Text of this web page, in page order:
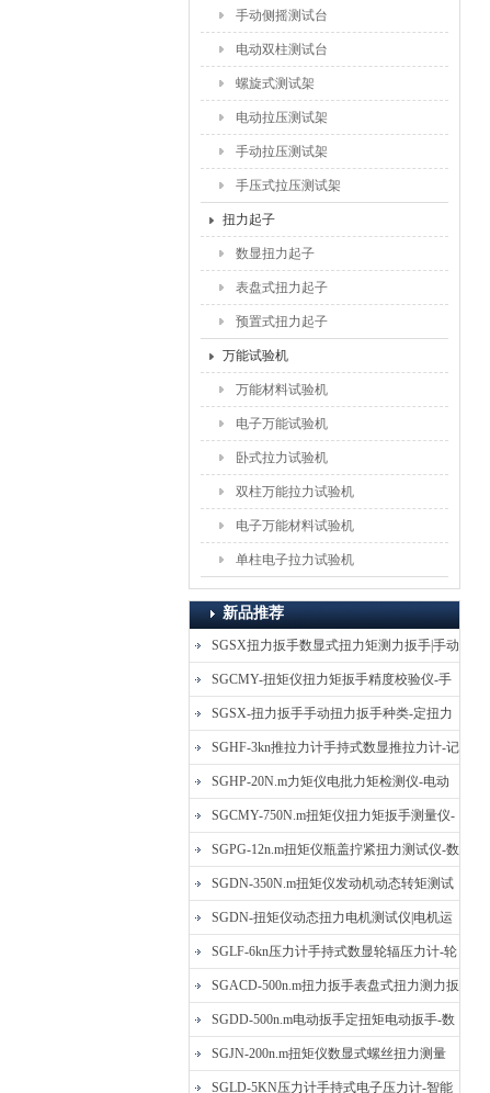
手动侧摇测试台
电动双柱测试台
螺旋式测试架
电动拉压测试架
手动拉压测试架
手压式拉压测试架
扭力起子
数显扭力起子
表盘式扭力起子
预置式扭力起子
万能试验机
万能材料试验机
电子万能试验机
卧式拉力试验机
双柱万能拉力试验机
电子万能材料试验机
单柱电子拉力试验机
新品推荐
SGSX扭力扳手数显式扭力矩测力扳手|手动
定扭矩检测扳手
SGCMY-扭矩仪扭力矩扳手精度校验仪-手
动扳子扭矩校准仪
SGSX-扭力扳手手动扭力扳手种类-定扭力
矩检测扳手价格
SGHF-3kn推拉力计手持式数显推拉力计-记
忆数据拉压力测力计
SGHP-20N.m力矩仪电批力矩检测仪-电动
螺丝批扭力矩测试仪
SGCMY-750N.m扭矩仪扭力矩扳手测量仪-
校准扳手扭力精度测试仪
SGPG-12n.m扭矩仪瓶盖拧紧扭力测试仪-数
显式瓶盖扭力矩仪
SGDN-350N.m扭矩仪发动机动态转矩测试
仪-动态电机扭矩测量仪
SGDN-扭矩仪动态扭力电机测试仪|电机运
转摩擦力扭矩仪
SGLF-6kn压力计手持式数显轮辐压力计-轮
辐称重压力测力计
SGACD-500n.m扭力扳手表盘式扭力测力扳
手-表盘扭力矩检测扳手
SGDD-500n.m电动扳手定扭矩电动扳手-数
显式电动定扭力矩扳手
SGJN-200n.m扭矩仪数显式螺丝扭力测量
仪-螺栓扭力矩测试仪
SGLD-5KN压力计手持式电子压力计-智能